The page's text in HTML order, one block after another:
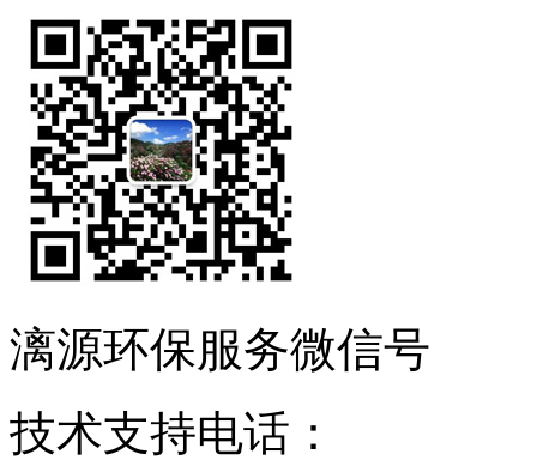
漓源环保服务微信号
技术支持电话：